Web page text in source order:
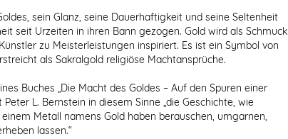
sein Glanz, seine Dauerhaftigkeit und seine Seltenheit
seit Urzeiten in ihren Bann gezogen. Gold wird als Schmuck
zu Meisterleistungen inspiriert. Es ist ein Symbol von
als Sakralgold religiöse Machtansprüche.
Buches „Die Macht des Goldes – Auf den Spuren einer
Peter L. Bernstein in diesem Sinne „die Geschichte, wie
Metall namens Gold haben berauschen, umgarnen,
lassen.“